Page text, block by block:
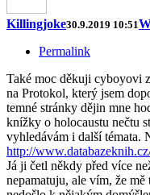
Killingjoke30.9.2019 10:51
Permalink
Také moc děkuji cyboyovi
na Protokol, který jsem
temné stránky dějin mne
knížky o holocaustu nečtu
vyhledávám i další témata.
http://
Já ji četl někdy před více
nepamatuju, ale vím, že